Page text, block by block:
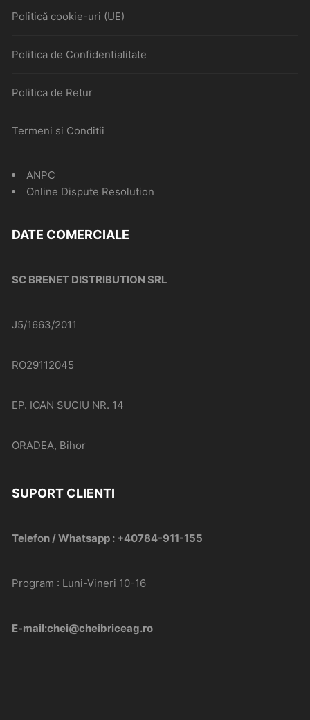
Politică cookie-uri (UE)
Politica de Confidentialitate
Politica de Retur
Termeni si Conditii
ANPC
Online Dispute Resolution
DATE COMERCIALE
SC BRENET DISTRIBUTION SRL
J5/1663/2011
RO29112045
EP. IOAN SUCIU NR. 14
ORADEA, Bihor
SUPORT CLIENTI
Telefon / Whatsapp : +40784-911-155
Program : Luni-Vineri 10-16
E-mail:chei@cheibriceag.ro